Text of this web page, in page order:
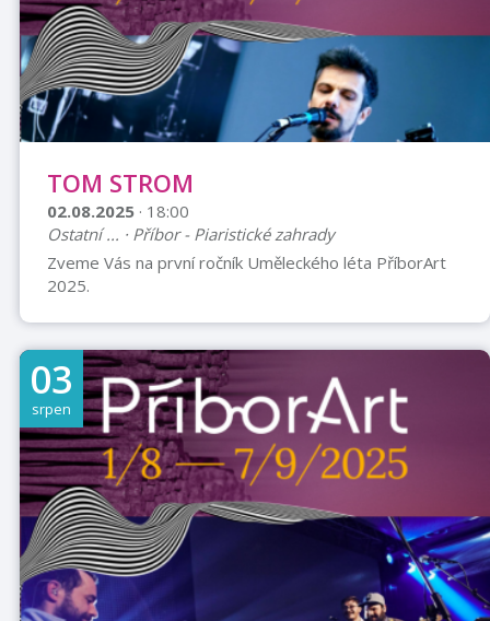
TOM STROM
02.08.2025 · 18:00
Ostatní ... · Příbor - Piaristické zahrady
Zveme Vás na první ročník Uměleckého léta PříborArt
2025.
03
srpen